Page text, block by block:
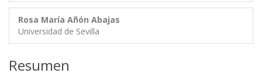
Rosa María Añón Abajas
Universidad de Sevilla
Resumen